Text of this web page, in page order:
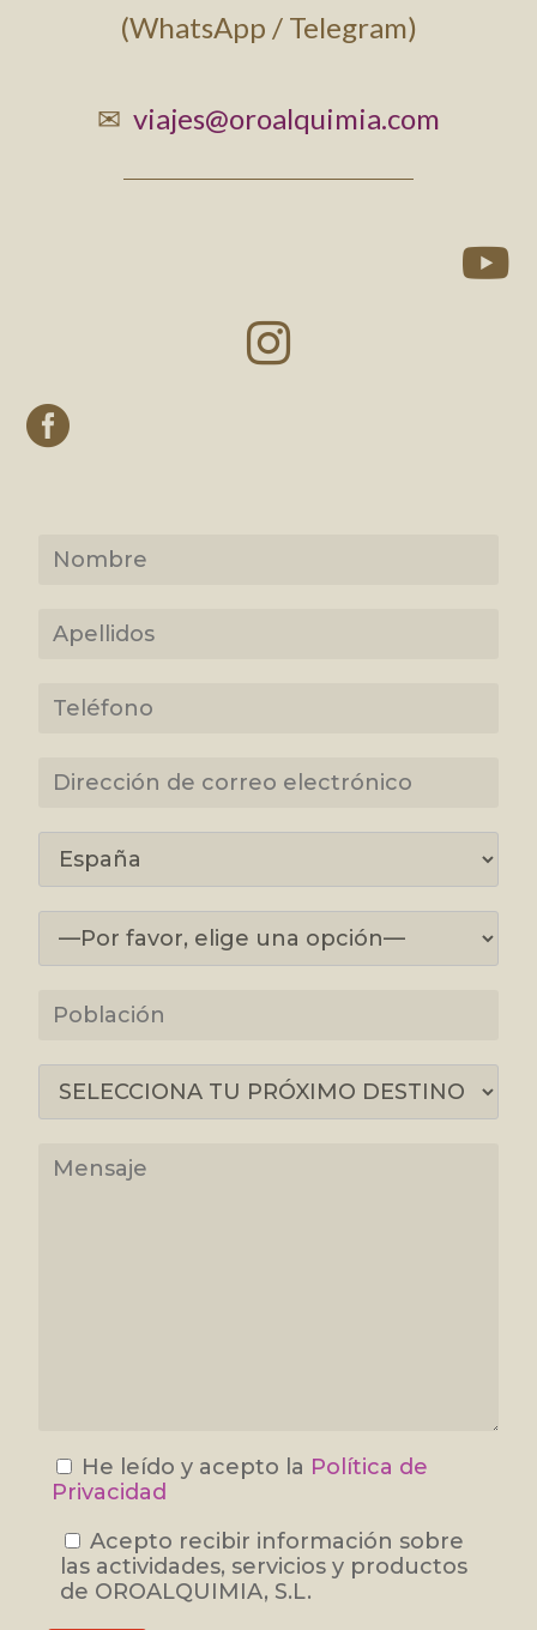
(WhatsApp / Telegram)
✉ viajes@oroalquimia.com



He leído y acepto la Política de
Privacidad
Acepto recibir información sobre
las actividades, servicios y productos
de OROALQUIMIA, S.L.